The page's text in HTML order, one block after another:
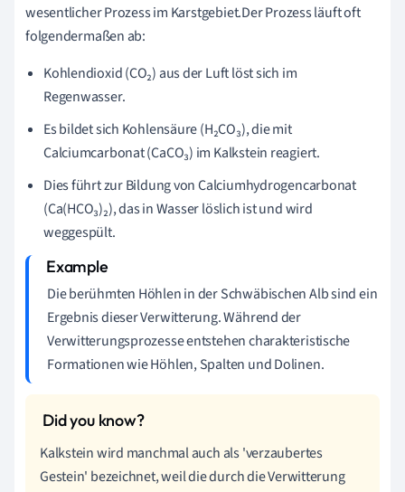
wesentlicher Prozess im Karstgebiet.Der Prozess läuft oft
folgendermaßen ab:
Kohlendioxid (CO₂) aus der Luft löst sich im
Regenwasser.
Es bildet sich Kohlensäure (H₂CO₃), die mit
Calciumcarbonat (CaCO₃) im Kalkstein reagiert.
Dies führt zur Bildung von Calciumhydrogencarbonat
(Ca(HCO₃)₂), das in Wasser löslich ist und wird
weggespült.
Die berühmten Höhlen in der Schwäbischen Alb sind ein
Ergebnis dieser Verwitterung. Während der
Verwitterungsprozesse entstehen charakteristische
Formationen wie Höhlen, Spalten und Dolinen.
Kalkstein wird manchmal auch als 'verzaubertes
Gestein' bezeichnet, weil die durch die Verwitterung